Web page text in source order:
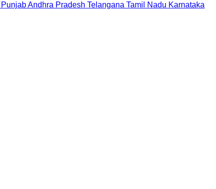
PunjabAndhra Pradesh Telangana Tamil Nadu Karnataka